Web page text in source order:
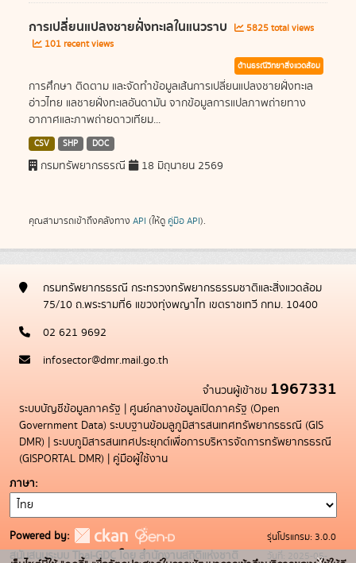
การเปลี่ยนแปลงชายฝั่งทะเลในแนวราบ
5825 total views
101 recent views
ด้านธรณีวิทยาสิ่งแวดล้อม
การศึกษา ติดตาม และจัดทำข้อมูลเส้นการเปลี่ยนแปลงชายฝั่งทะเล
อ่าวไทย แลชายฝั่งทะเลอันดามัน จากข้อมูลการแปลภาพถ่ายทาง
อากาศและภาพถ่ายดาวเทียม...
CSV SHP DOC
กรมทรัพยากรธรณี 18 มิถุนายน 2569
คุณสามารถเข้าถึงคลังทาง API (ให้ดู คู่มือ API).
กรมทรัพยากรธรณี กระทรวงทรัพยากรธรรมชาติและสิ่งแวดล้อม
75/10 ถ.พระรามที่6 แขวงทุ่งพญาไท เขตราชเทวี กทม. 10400
02 621 9692
infosector@dmr.mail.go.th
จำนวนผู้เข้าชม 1967331
ระบบบัญชีข้อมูลภาครัฐ | ศูนย์กลางข้อมูลเปิดภาครัฐ (Open
Government Data) ระบบฐานข้อมลูภูมิสารสนเทศทรัพยากรธรณี (GIS
DMR) | ระบบภูมิสารสนเทศประยุกต์เพื่อการบริหารจัดการทรัพยากรธรณี
(GISPORTAL DMR) | คู่มือผู้ใช้งาน
ภาษา
Powered by:
สนับสนุนระบบ Thai-GDC โดย สำนักงานสถิติแห่งชาติ
รุ่นโปรแกรม: 3.0.0
วันที่: 2025-05-